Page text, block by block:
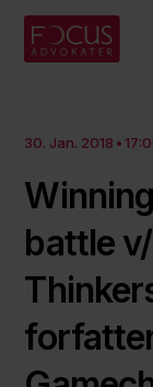
30. Jan. 2018
battle